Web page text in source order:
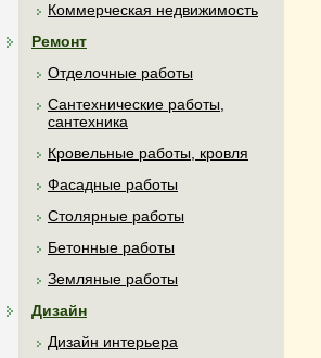
Коммерческая недвижимость
Ремонт
Отделочные работы
Сантехнические работы,
сантехника
Кровельные работы, кровля
Фасадные работы
Столярные работы
Бетонные работы
Земляные работы
Дизайн
Дизайн интерьера